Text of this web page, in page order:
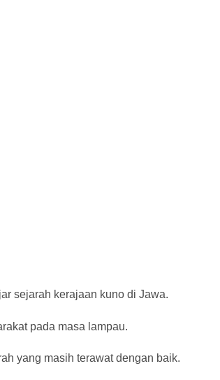
sejarah kerajaan kuno di Jawa.
pada masa lampau.
yang masih terawat dengan baik.